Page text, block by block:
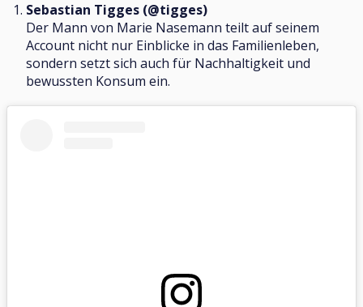
Sebastian Tigges (@tigges)
Der Mann von Marie Nasemann teilt auf seinem
Account nicht nur Einblicke in das Familienleben,
sondern setzt sich auch für Nachhaltigkeit und
bewussten Konsum ein.